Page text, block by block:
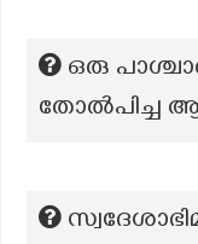
ഒരു
തോൽപിച്ച